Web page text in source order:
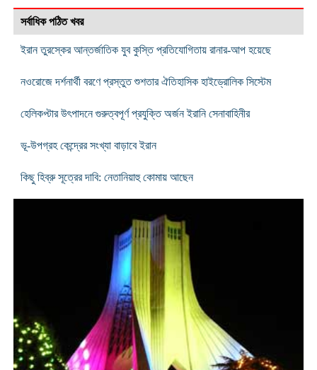
সর্বাধিক পঠিত খবর
ইরান তুরস্কের আন্তর্জাতিক যুব কুস্তি প্রতিযোগিতায় রানার-আপ হয়েছে
নওরোজে দর্শনার্থী বরণে প্রস্তুত শুশতার ঐতিহাসিক হাইড্রোলিক সিস্টেম
হেলিকপ্টার উৎপাদনে গুরুত্বপূর্ণ প্রযুক্তি অর্জন ইরানি সেনাবাহিনীর
ভূ-উপগ্রহ কেন্দ্রের সংখ্যা বাড়াবে ইরান
কিছু হিব্রু সূত্রের দাবি: নেতানিয়াহু কোমায় আছেন